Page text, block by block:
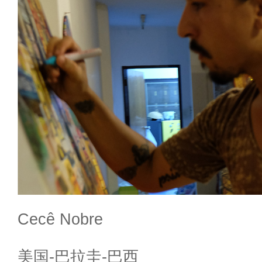
Cecê Nobre
美国-巴拉圭-巴西